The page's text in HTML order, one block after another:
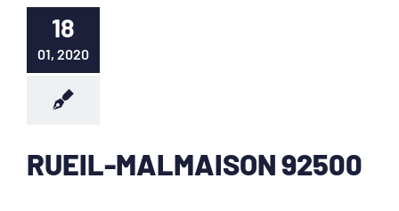
18
01, 2020
RUEIL-MALMAISON 92500